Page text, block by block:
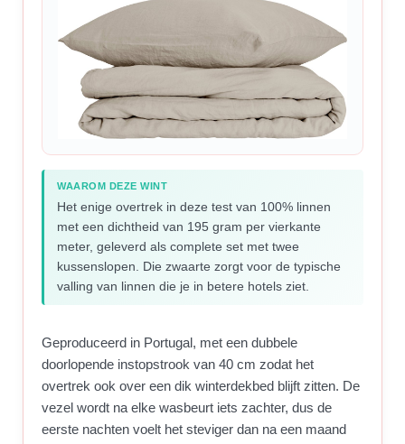
WAAROM DEZE WINT
Het enige overtrek in deze test van 100% linnen
met een dichtheid van 195 gram per vierkante
meter, geleverd als complete set met twee
kussenslopen. Die zwaarte zorgt voor de typische
valling van linnen die je in betere hotels ziet.
Geproduceerd in Portugal, met een dubbele
doorlopende instopstrook van 40 cm zodat het
overtrek ook over een dik winterdekbed blijft zitten. De
vezel wordt na elke wasbeurt iets zachter, dus de
eerste nachten voelt het steviger dan na een maand